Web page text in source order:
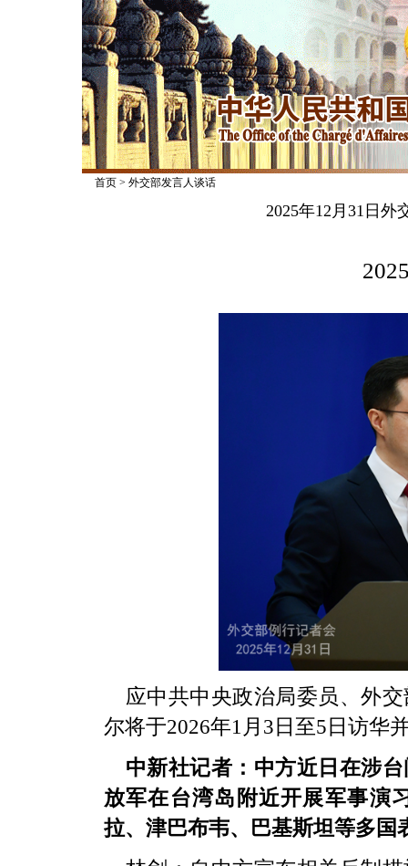
首页> 外交部发言人谈话
2025年12月31日外
应中共中央政治局委员、外
尔将于2026年1月3日至5日访华
中新社记者：中方近日在涉
放军在台湾岛附近开展军事演
拉、津巴布韦、巴基斯坦等多国